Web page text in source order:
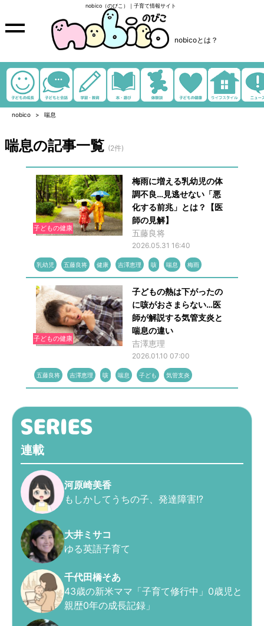
nobico（のびこ）｜子育て情報サイト
nobicoとは？
nobico 喘息
喘息の記事一覧 (2件)
子どもの健康
梅雨に増える乳幼児の体
調不良…見逃せない「悪
化する前兆」とは？【医
師の見解】
五藤良将
2026.05.31 16:40
乳幼児 五藤良将 健康 吉澤恵理 咳 喘息 梅雨
子どもの健康
子どもの熱は下がったの
に咳がおさまらない…医
師が解説する気管支炎と
喘息の違い
吉澤恵理
2026.01.10 07:00
五藤良将 吉澤恵理 咳 喘息 子ども 気管支炎
連載
河原崎美香
もしかしてうちの子、発達障害!?
大井ミサコ
ゆる英語子育て
千代田橋そあ
43歳の新米ママ「子育て修行中」0歳児と
親歴0年の成長記録」